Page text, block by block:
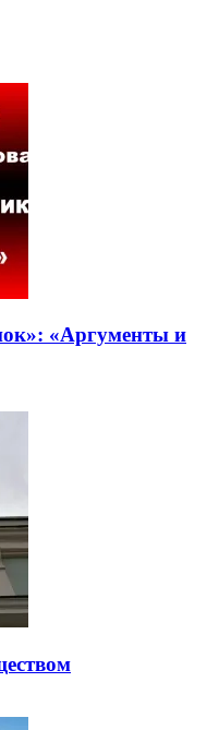
«Аргументы и